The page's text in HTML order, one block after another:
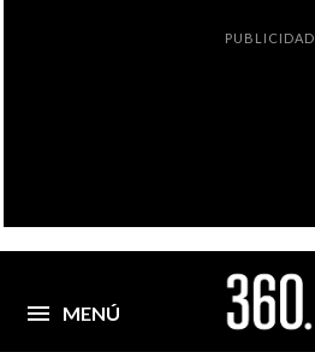
PUBLICIDAD
MENÚ